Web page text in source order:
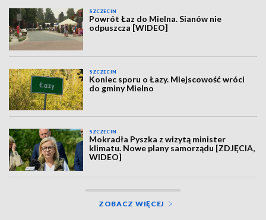
SZCZECIN
Powrót Łaz do Mielna. Sianów nie
odpuszcza [WIDEO]
SZCZECIN
Koniec sporu o Łazy. Miejscowość wróci
do gminy Mielno
SZCZECIN
Mokradła Pyszka z wizytą minister
klimatu. Nowe plany samorządu [ZDJĘCIA,
WIDEO]
ZOBACZ WIĘCEJ